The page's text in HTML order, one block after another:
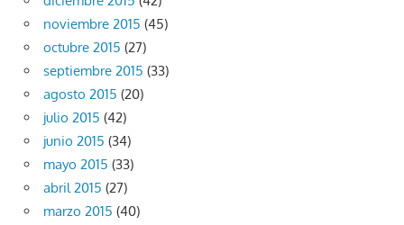
noviembre 2015 (45)
octubre 2015 (27)
septiembre 2015 (33)
agosto 2015 (20)
julio 2015 (42)
junio 2015 (34)
mayo 2015 (33)
abril 2015 (27)
marzo 2015 (40)